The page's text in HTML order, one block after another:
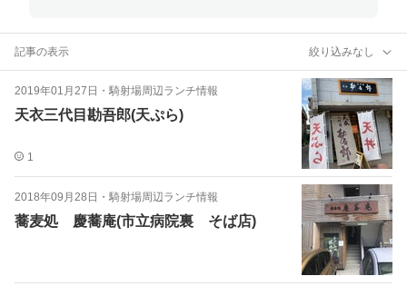
記事の表示 絞り込みなし
2019年01月27日 ・ 騎射場周辺ランチ情報
天衣三代目勘吾郎(天ぷら)
1
2018年09月28日 ・ 騎射場周辺ランチ情報
蕎麦処 慶蕎庵(市立病院裏 そば店)